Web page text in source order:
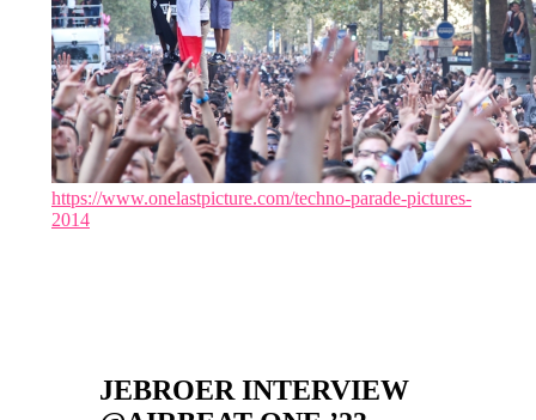
https://www.onelastpicture.com/techno-parade-pictures-
2014
JEBROER INTERVIEW